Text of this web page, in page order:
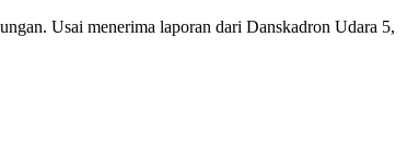
Usai menerima laporan dari Danskadron Udara 5,